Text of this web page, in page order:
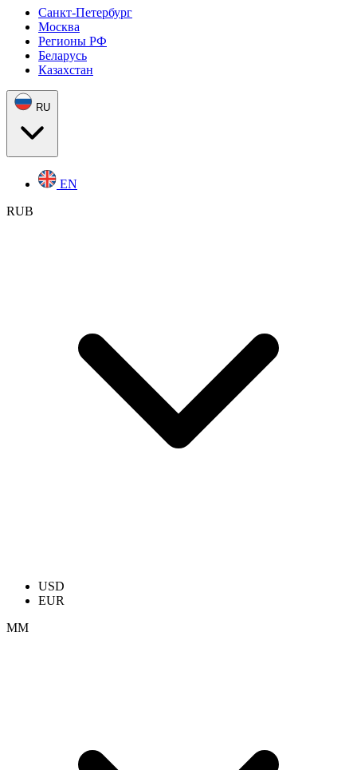
Санкт-Петербург
Москва
Регионы РФ
Беларусь
Казахстан
RU
EN
RUB
USD
EUR
ММ